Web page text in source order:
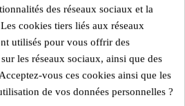
des réseaux sociaux et la
cookies tiers liés aux réseaux
utilisés pour vous offrir des
les réseaux sociaux, ainsi que des
vous ces cookies ainsi que les
de vos données personnelles ?